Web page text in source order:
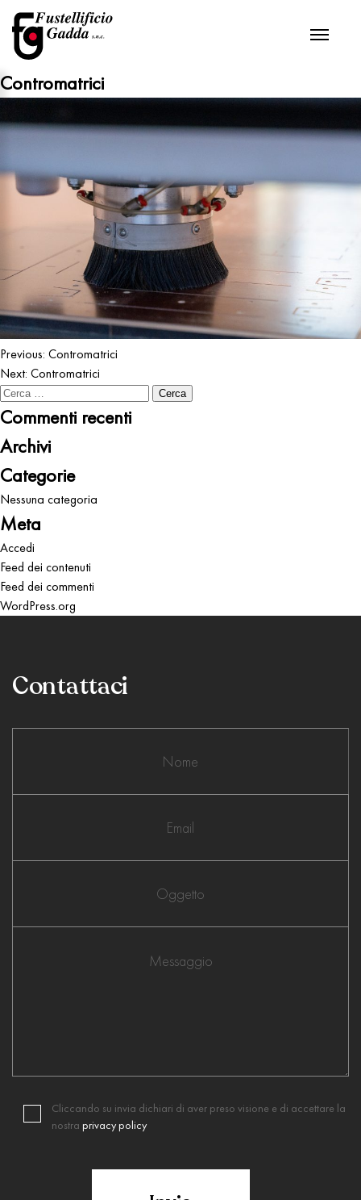
Contromatrici
Navigazione
articoli
Previous: Contromatrici
Next: Contromatrici
Ricerca
per:
Commenti recenti
Archivi
Categorie
Nessuna categoria
Meta
Accedi
Feed dei contenuti
Feed dei commenti
WordPress.org
Contattaci
Cliccando su invia dichiari di aver preso visione e di accettare la
nostra privacy policy